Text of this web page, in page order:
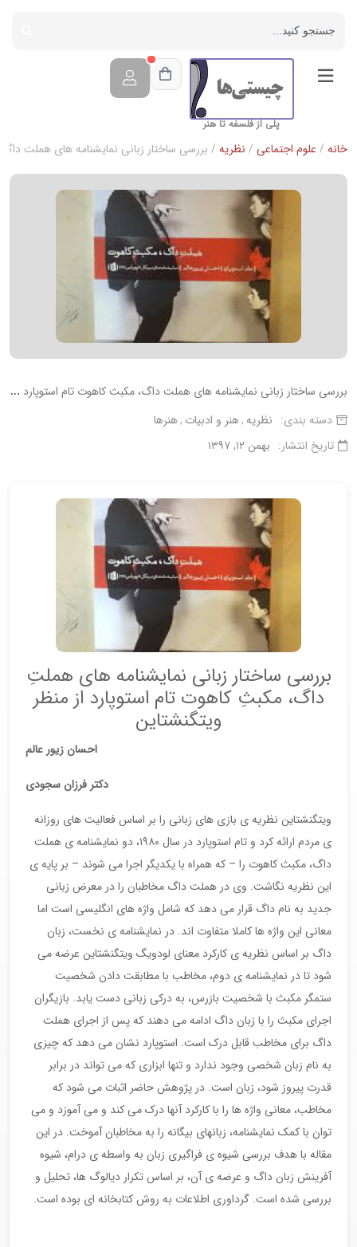
پلی از فلسفه تا هنر
خانه / علوم اجتماعی / نظریه / بررسی ساختار زبانی نمایشنامه های هملت
ب
ررسی ساختار زبانی نمایشنامه های هملت داگ، مكبث کاهوت تام استوپارد از منظر ویتگنشتاین
دسته بندی: نظریه هنر و ادبیات هنرها
تاریخ انتشار: بهمن ۱۲, ۱۳۹۷
بررسی ساختار زبانی نمایشنامه های هملتِ
داگ، مكبثِ کاهوت تام استوپارد از منظر
ویتگنشتاین
احسان زیور عالم
دکتر فرزان سجودی
ويتگنشتاین نظریه ی بازی های زبانی را بر اساس فعالیت های روزانه
ی مردم ارائه کرد و تام استوپارد در سال ۱۹۸۰، دو نمایشنامه ی هملت
داگ، مکبث کاهوت را – که همراه با یکدیگر اجرا می شوند – بر پایه ی
این نظریه نگاشت. وی در هملت داگ مخاطبان را در معرض زبانی
جدید به نام داگ قرار می دهد که شامل واژه های انگلیسی است اما
معانی این واژه ها کاملا متفاوت اند. در نمایشنامه ی نخست، زبان
داگ بر اساس نظریه ی کارکرد معنای لودویگ ویتگنشتاین عرضه می
شود تا در نمایشنامه ی دوم، مخاطب با مطابقت دادن شخصیت
ستمگر مکبث با شخصیت بازرس، به درکی زبانی دست یابد. بازیگران
اجرای مکبث را با زبان داگ ادامه می دهند که پس از اجرای هملت
داگ برای مخاطب قابل درک است. استوپارد نشان می دهد که چیزی
به نام زبان شخصی وجود ندارد و تنها ابزاری که می تواند در برابر
قدرت پیروز شود، زبان است. در پژوهش حاضر اثبات می شود که
مخاطب، معانی واژه ها را با کارکرد آنها درک می کند و می آموزد و می
توان با کمک نمایشنامه، زبانهای بیگانه را به مخاطبان آموخت. در این
مقاله با هدف بررسی شیوه ی فراگیری زبان به واسطه ی درام، شیوه
آفرینش زبان داگ و عرضه ی آن، بر اساس تکرار دیالوگ ها، تحلیل و
بررسی شده است. گرداوری اطلاعات به روش کتابخانه ای بوده است.